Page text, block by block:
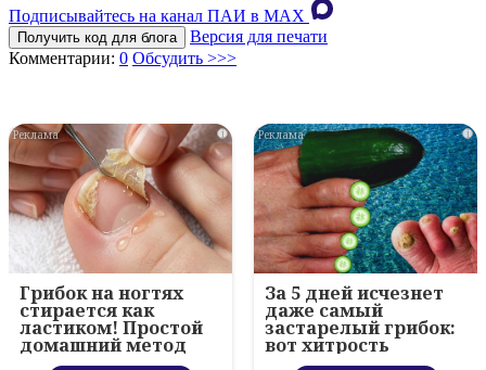
Подписывайтесь на канал ПАИ в MAХ
Получить код для блога
Версия для печати
Комментарии: 0 Обсудить >>>
i
Грибок на ногтях
стирается как
ластиком! Простой
домашний метод
i
За 5 дней исчезнет
даже самый
застарелый грибок:
вот хитрость